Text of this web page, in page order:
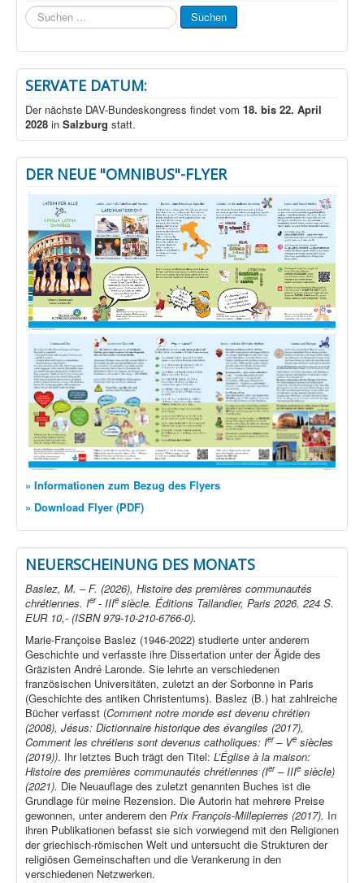
Suchen
...
Suchen
SERVATE DATUM:
Der nächste DAV-Bundeskongress findet vom 18. bis 22. April
2028 in Salzburg statt.
DER NEUE "OMNIBUS"-FLYER
» Informationen zum Bezug des Flyers
» Download Flyer (PDF)
NEUERSCHEINUNG DES MONATS
Baslez, M. – F. (2026), Histoire des premières communautés
chrétiennes. Ier- IIIe siècle. Éditions Tallandier, Paris 2026. 224 S.
EUR 10,- (ISBN 979-10-210-6766-0).
Marie-Françoise Baslez (1946-2022) studierte unter anderem
Geschichte und verfasste ihre Dissertation unter der Ägide des
Gräzisten André Laronde. Sie lehrte an verschiedenen
französischen Universitäten, zuletzt an der Sorbonne in Paris
(Geschichte des antiken Christentums). Baslez (B.) hat zahlreiche
Bücher verfasst (Comment notre monde est devenu chrétien
(2008), Jésus: Dictionnaire historique des évangiles (2017),
Comment les chrétiens sont devenus catholiques: Ier– Ve siècles
(2019)). Ihr letztes Buch trägt den Titel: L’Église à la maison:
Histoire des premières communautés chrétiennes (Ier– IIIe siècle)
(2021). Die Neuauflage des zuletzt genannten Buches ist die
Grundlage für meine Rezension. Die Autorin hat mehrere Preise
gewonnen, unter anderem den Prix François-Millepierres (2017). In
ihren Publikationen befasst sie sich vorwiegend mit den Religionen
der griechisch-römischen Welt und untersucht die Strukturen der
religiösen Gemeinschaften und die Verankerung in den
verschiedenen Netzwerken.